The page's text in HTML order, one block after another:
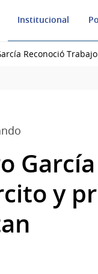
Institucional
Reconoció
y